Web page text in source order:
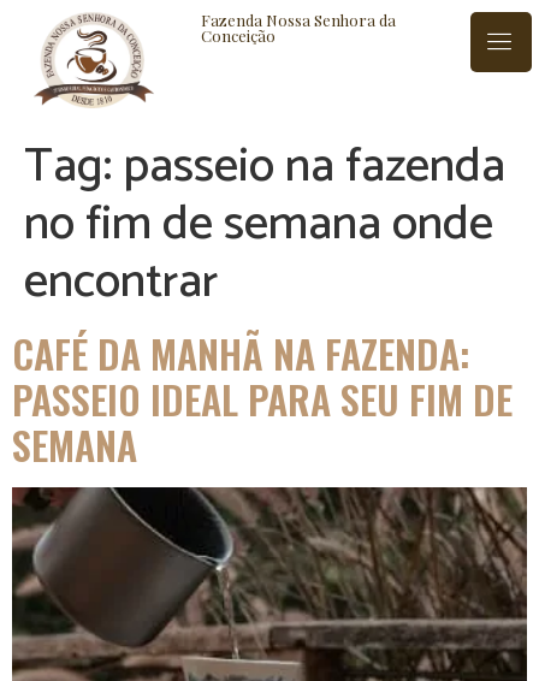
Fazenda Nossa Senhora da
Conceição
BLOG CONTATO
Tag:passeio na fazenda
no fim de semana onde
encontrar
CAFÉ DA MANHÃ NA FAZENDA:
PASSEIO IDEAL PARA SEU FIM DE
SEMANA